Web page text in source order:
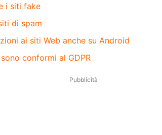
i siti fake
di spam
ai siti Web anche su Android
conformi al GDPR
Pubblicità